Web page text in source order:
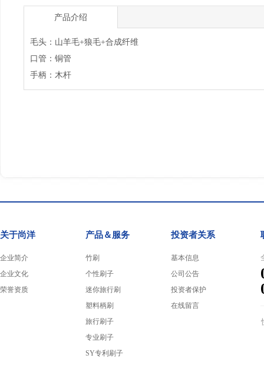
产品介绍
毛头：山羊毛+狼毛+合成纤维
口管：铜管
手柄：木杆
关于尚洋
企业简介
企业文化
荣誉资质
产品＆服务
竹刷
个性刷子
迷你旅行刷
塑料柄刷
旅行刷子
专业刷子
SY专利刷子
投资者关系
基本信息
公司公告
投资者保护
在线留言